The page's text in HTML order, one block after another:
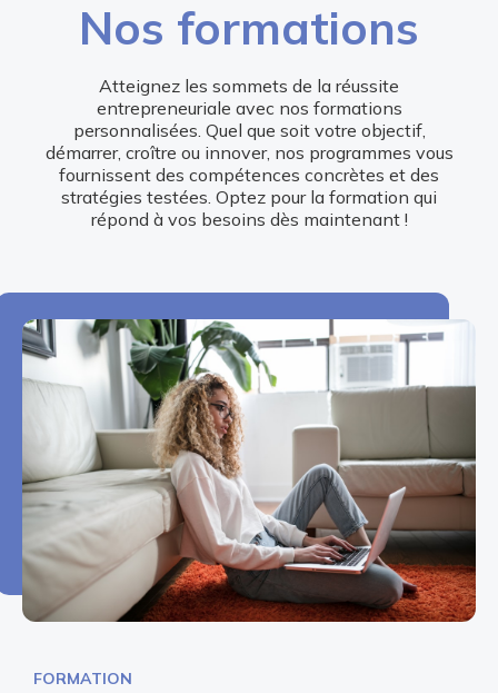
Nos formations
Atteignez les sommets de la réussite
entrepreneuriale avec nos formations
personnalisées. Quel que soit votre objectif,
démarrer, croître ou innover, nos programmes vous
fournissent des compétences concrètes et des
stratégies testées. Optez pour la formation qui
répond à vos besoins dès maintenant !
FORMATION